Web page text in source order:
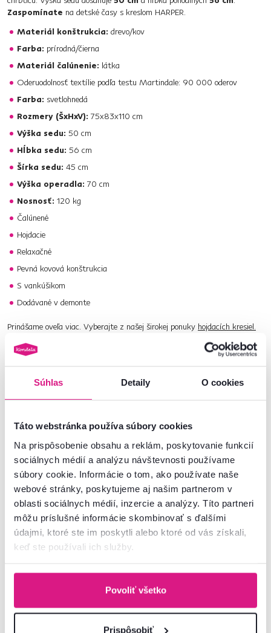
Súhlas Detaily O cookies
Táto webstránka používa súbory cookies
Na prispôsobenie obsahu a reklám, poskytovanie funkcií
sociálnych médií a analýzu návštevnosti používame
súbory cookie. Informácie o tom, ako používate naše
webové stránky, poskytujeme aj našim partnerom v
oblasti sociálnych médií, inzercie a analýzy. Títo partneri
môžu príslušné informácie skombinovať s ďalšími
údajmi, ktoré ste im poskytli alebo ktoré od vás získali,
keď ste používali ich služby.
Povoliť všetko
Prispôsobiť
Zaspomínate na detské časy s kreslom HARPER.
Materiál konštrukcia: drevo/kov
Farba: prírodná/čierna
Materiál čalúnenie: látka
Oderuodolnosť textílie podľa testu Martindale: 90 000 oderov
Farba: svetlohnedá
Rozmery (ŠxHxV): 75x83x110 cm
Výška sedu: 50 cm
Hĺbka sedu: 56 cm
Šírka sedu: 45 cm
Výška operadla: 70 cm
Nosnosť: 120 kg
Čalúnené
Hojdacie
Relaxačné
Pevná kovová konštrukcia
S vankúšikom
Dodávané v demonte
Prinášame oveľa viac. Vyberajte z našej širokej ponuky hojdacích kresiel.
Číslo produktu : 0000292879
Rozmery a špecifikácie
Informácie o balení
Montážny návod
Nenašli ste požadované informácie?
02/ 40 100 100